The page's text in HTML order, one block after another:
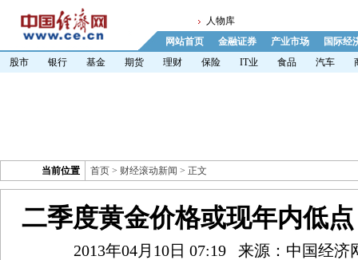
人物库
网站首页
金融证券 产业市场
国际经
股市
银行 基金 期货 理财 保险 IT业 食品 汽车
当前位置 首页 > 财经滚动新闻 > 正文
二季度黄金价格或现年内低
2013年04月10日 07:19
来源：中国经